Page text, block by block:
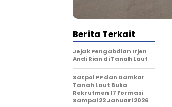
Berita Terkait
Jejak Pengabdian Irjen
Andi Rian di Tanah Laut
Satpol PP dan Damkar
Tanah Laut Buka
Rekrutmen 17 Formasi
Sampai 22 Januari 2026